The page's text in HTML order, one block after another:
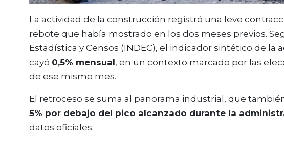
La actividad de la construcción registró una leve
rebote que había mostrado en los dos meses previos.
Estadística y Censos (INDEC), el indicador sintético de la
cayó 0,5% mensual, en un contexto marcado por las
de ese mismo mes.
El retroceso se suma al panorama industrial, que
5% por debajo del pico alcanzado durante la
datos oficiales.